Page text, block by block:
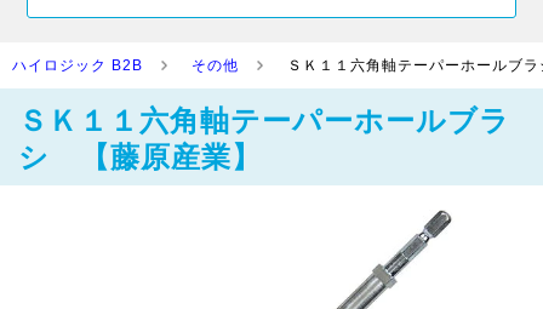
ハイロジック B2B その他 ＳＫ１１六角軸テーパーホールブ
ＳＫ１１六角軸テーパーホールブラ
シ 【藤原産業】